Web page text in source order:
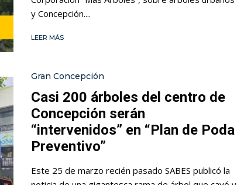
y Concepción....
LEER MÁS
Gran Concepción
Casi 200 árboles del centro de
Concepción serán
“intervenidos” en “Plan de Poda
Preventivo”
Este 25 de marzo recién pasado SABES publicó la